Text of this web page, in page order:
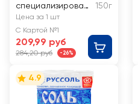
специализирован
ный для
диетического
питания
ПРЕБИОСВИТ
Файбер
150г
Цена за 1 шт
С Картой №1
209,99 руб
284,20 руб -26%
4.9